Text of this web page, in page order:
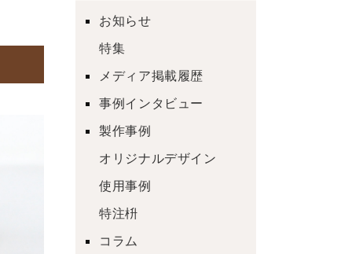
お知らせ
特集
メディア掲載履歴
事例インタビュー
製作事例
オリジナルデザイン
使用事例
特注枡
コラム